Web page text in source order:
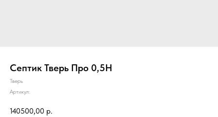
Септик Тверь Про 0,5Н
Тверь
Артикул:
140500,00 р.